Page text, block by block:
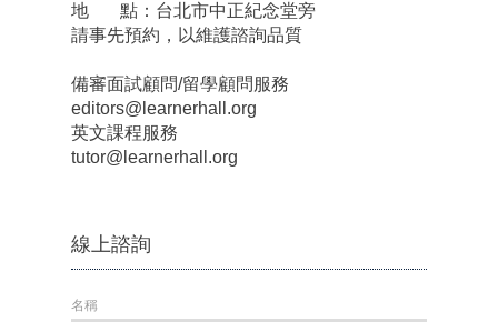
地 點：台北市中正紀念堂旁
請事先預約，以維護諮詢品質
備審面試顧問/留學顧問服務
editors@learnerhall.org
英文課程服務
tutor@learnerhall.org
線上諮詢
名稱